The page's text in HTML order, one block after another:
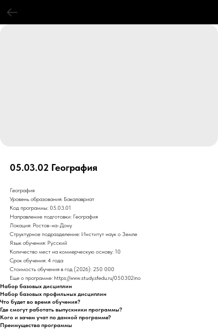
05.03.02 География
География
Уровень образования: Бакалавриат
Код программы: 05.03.01
Направление подготовки: География
Локация: Ростов-на-Дону
Структурное подразделение: Институт наук о Земле
Язык обучения: Русский
Количество мест на коммерческую основу: 10
Срок обучения: 4 года
Стоимость обучения в год (2026): 250 000
Еще о программе: https://www.study.sfedu.ru/050302ino
Набор базовых дисциплин
Набор базовых профильных дисциплин
Что будет во время обучения?
Где смогут работать выпускники программы?
Кого и зачем учат по данной программе?
Преимущества программы